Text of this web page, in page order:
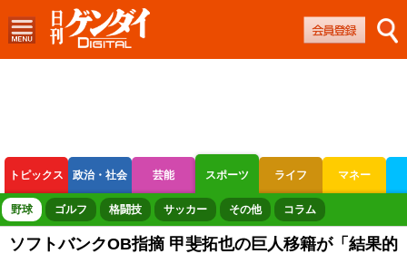
トピックス 政治・社会 芸能 スポーツ ライフ マネー
ボートレース 競輪 オートレース
野球 ゴルフ 格闘技 サッカー その他 コラム
ソフトバンクOB指摘 甲斐拓也の巨人移籍が「結果的